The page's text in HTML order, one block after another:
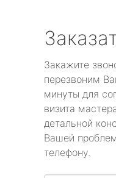
Закажите
перезвоним
минуты для
визита
детальной
Вашей
телефону.